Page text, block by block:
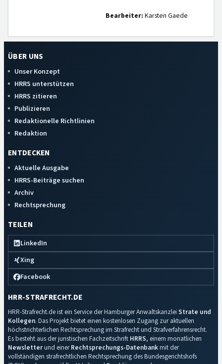
Bearbeiter: Karsten Gaede
ÜBER UNS
Unser Konzept
HRRS unterstützen
HRRS zitieren
Publizieren
Redaktionelle Richtlinien
Redaktion
ENTDECKEN
Aktuelle Ausgabe
HRRS-Beiträge suchen
Archiv
Rechtsprechung
TEILEN
LinkedIn
Xing
Facebook
HRR-STRAFRECHT.DE
HRR-Strafrecht.de ist ein Service der Hamburger Anwaltskanzlei Strate und
Kollegen. Das Projekt bietet einen kostenlosen Zugang zur aktuellen
höchstrichterlichen Rechtsprechung im Strafrecht und Strafverfahrensrecht.
Es besteht aus der juristischen Fachzeitschrift HRRS, einem monatlichen
Newsletterund einerRechtsprechungs-Datenbankmit der
vollständigen strafrechtlichen Rechtsprechung des Bundesgerichtshofs